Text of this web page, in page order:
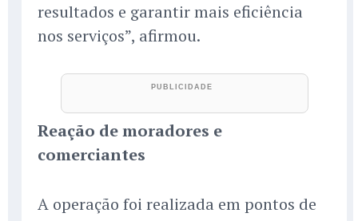
resultados e garantir mais eficiência
nos serviços”, afirmou.
Reação de moradores e
comerciantes
A operação foi realizada em pontos de